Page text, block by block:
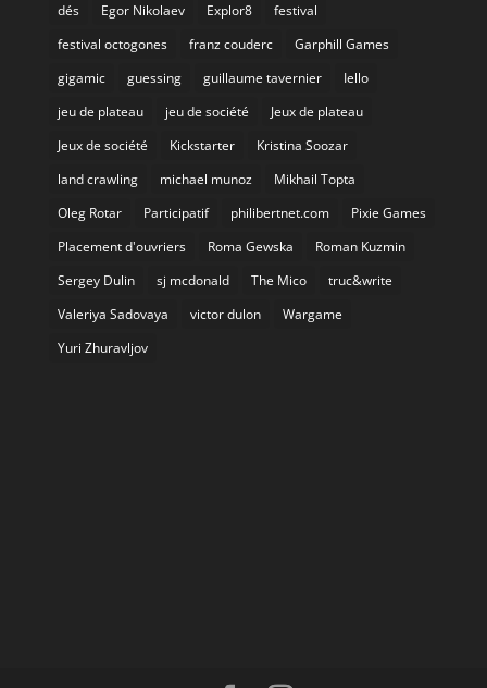
dés
Egor Nikolaev Explor8
festival
festival octogones
franz couderc
Garphill Games
gigamic
guessing guillaume tavernier
Iello
jeu de plateau
jeu de société
Jeux de plateau
Jeux de société
Kickstarter
Kristina Soozar
land crawling
michael munoz
Mikhail Topta
Oleg Rotar
Participatif philibertnet.com
Pixie Games
Placement d'ouvriers
Roma Gewska
Roman Kuzmin
Sergey Dulin
sj mcdonald The Mico
truc&write
Valeriya Sadovaya
victor dulon
Wargame
Yuri Zhuravljov